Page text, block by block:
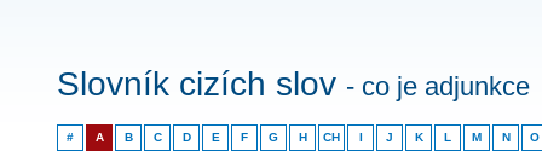
Slovník cizích slov - co je adjunkce
# A B C D E F G H CH I J K L M N O